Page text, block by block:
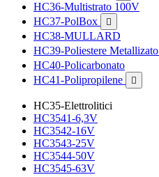
HC36-Multistrato 100V
HC37-PolBox

HC38-MULLARD
HC39-Poliestere Metallizato
HC40-Policarbonato
HC41-Polipropilene

HC35-Elettrolitici
HC3541-6,3V
HC3542-16V
HC3543-25V
HC3544-50V
HC3545-63V